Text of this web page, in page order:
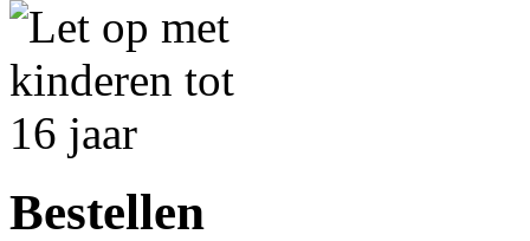
Bestellen